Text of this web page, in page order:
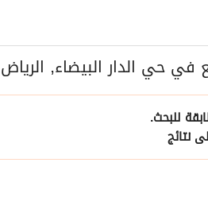
حي الدار البيضاء, الرياض
للبحث.
نتائج